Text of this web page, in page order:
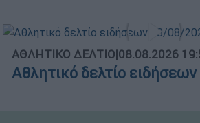
ΑΘΛΗΤΙΚΟ ΔΕΛΤΙΟ|08.08.2026
Αθλητικό δελτίο